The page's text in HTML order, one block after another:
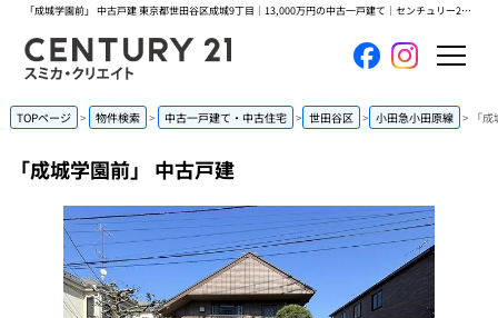
「成城学園前」 中古戸建 東京都世田谷区成城9丁目｜13,000万円の中古一戸建て｜センチュリー21スミカ・クリエイト
ホーム
当社について
買いたい
売りたい
TOPページ 物件検索 中古一戸建て・中古住宅 世田谷区 小田急小田原線 「
「成城学園前」 中古戸建